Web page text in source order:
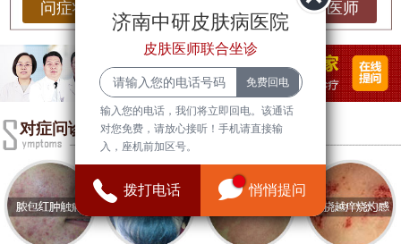
忧。事实上，雀斑的出现可能与多种因素有关，其
中一些可能预示着潜在的健康问题。作为一种皮肤
症状，雀斑不仅仅是美观问题，更可能反映出身体
内部的健康状况。今天，我们将深入探讨脖子上长
雀斑的可能原因，以及它可能预示的疾病。
一、什么是雀斑？
雀斑是一种常见的皮肤症状，表现为皮肤表面出现
小的、圆形或椭圆形的斑点，颜色通常为棕色或黑
色。它们的大小一般在1-5毫米之间，多数情况下不
问症状 问医师
对症问诊
济南中研皮肤病医院
皮肤医师联合坐诊
输入您的电话，我们将立即回电。该通话
对您免费，请放心接听！手机请直接输
入，座机前加区号。
拨打电话 悄悄提问